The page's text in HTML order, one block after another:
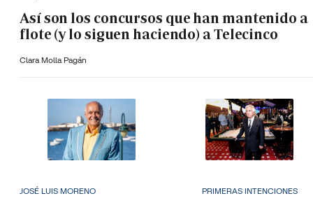
Así son los concursos que han mantenido a
flote (y lo siguen haciendo) a Telecinco
Clara Molla Pagán
JOSÉ LUIS MORENO PRIMERAS INTENCIONES